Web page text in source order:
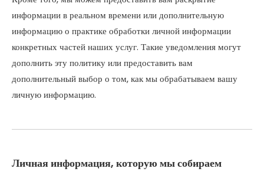
информации в реальном времени или дополнительную
информацию о практике обработки личной информации
конкретных частей наших услуг. Такие уведомления могут
дополнить эту политику или предоставить вам
дополнительный выбор о том, как мы обрабатываем вашу
личную информацию.
Личная информация, которую мы собираем